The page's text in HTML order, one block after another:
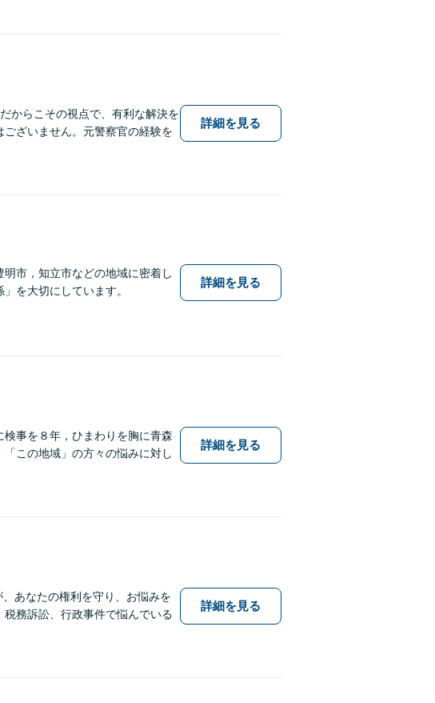
からこその視点で、有利な解決を
ざいません。元警察官の経験を
詳細を見る
市，知立市などの地域に密着し
を大切にしています。
詳細を見る
検事を８年，ひまわりを胸に青森
この地域」の方々の悩みに対し
詳細を見る
あなたの権利を守り、お悩みを
務訴訟、行政事件で悩んでいる
詳細を見る